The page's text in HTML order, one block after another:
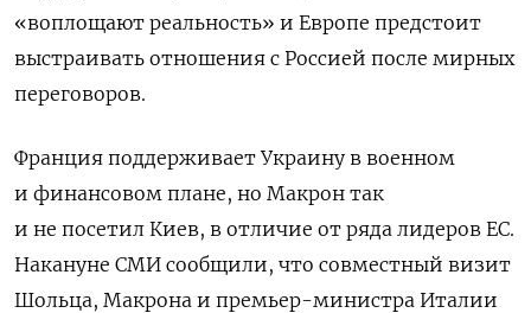
«воплощают реальность» и Европе предстоит
выстраивать отношения с Россией после мирных
переговоров.
Франция поддерживает Украину в военном
и финансовом плане, но Макрон так
и не посетил Киев, в отличие от ряда лидеров ЕС.
Накануне СМИ сообщили, что совместный визит
Шольца, Макрона и премьер-министра Италии